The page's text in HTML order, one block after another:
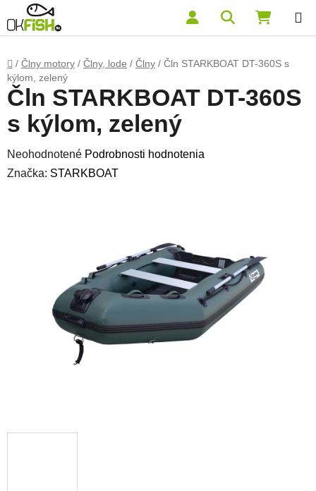
Prejsť na obsah Hľadať
Domov
/ Člny motory / Člny, lode / Člny / Čln STARKBOAT DT-360S s
kýlom, zelený
Čln STARKBOAT DT-360S
s kýlom, zelený
Priemerné hodnotenie produktu je 0,0 z 5 hviezdičiek.
Neohodnotené Podrobnosti hodnotenia
Značka: STARKBOAT